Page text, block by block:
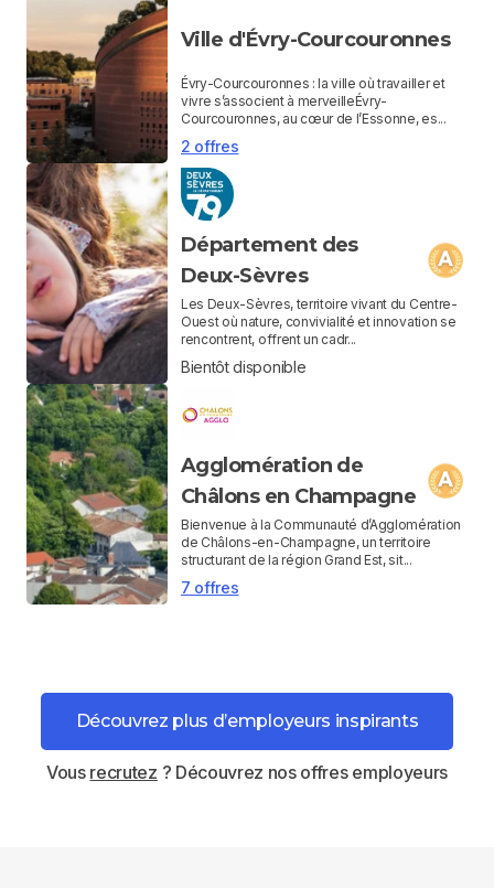
Ville d'Évry-Courcouronnes
Évry-Courcouronnes : la ville où travailler et
vivre s’associent à merveilleÉvry-
Courcouronnes, au cœur de l’Essonne, es...
2 offres
Département des
Deux-Sèvres
Les Deux-Sèvres, territoire vivant du Centre-
Ouest où nature, convivialité et innovation se
rencontrent, offrent un cadr...
Bientôt disponible
Agglomération de
Châlons en Champagne
Bienvenue à la Communauté d’Agglomération
de Châlons-en-Champagne, un territoire
structurant de la région Grand Est, sit...
7 offres
Découvrez plus d’employeurs inspirants
Vous recrutez ? Découvrez nos offres employeurs